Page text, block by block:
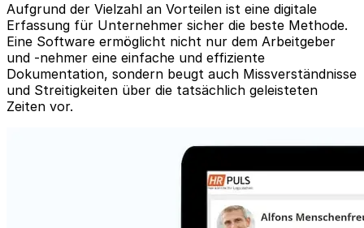
Aufgrund der Vielzahl an Vorteilen ist eine digitale
Erfassung für Unternehmer sicher die beste Methode.
Eine Software ermöglicht nicht nur dem Arbeitgeber
und -nehmer eine einfache und effiziente
Dokumentation, sondern beugt auch Missverständnisse
und Streitigkeiten über die tatsächlich geleisteten
Zeiten vor.